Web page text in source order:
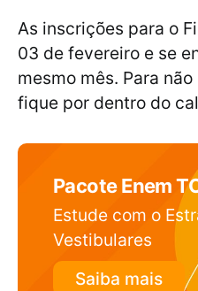
As inscrições para o
03 de fevereiro e se
mesmo mês. Para
fique por dentro do
Pacote Enem
Estude com o
Vestibulares
Saiba mais